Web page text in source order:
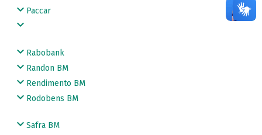
Paccar
Rabobank
Randon BM
Rendimento BM
Rodobens BM
Safra BM